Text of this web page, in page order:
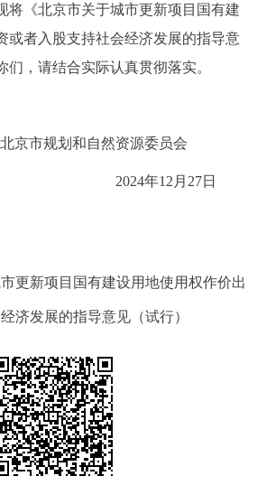
我要咨询 我要建议
在线访谈 图说互动
十六区概览 人文北京
العربية
《北京市关于城市更新项目国有建
或者入股支持社会经济发展的指导意
们，请结合实际认真贯彻落实。
北京市规划和自然资源委员会
2024年12月27日
更新项目国有建设用地使用权作价出
济发展的指导意见（试行）